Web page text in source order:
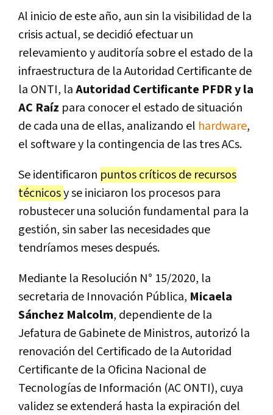
Al inicio de este año, aun sin la visibilidad de la
crisis actual, se decidió efectuar un
relevamiento y auditoría sobre el estado de la
infraestructura de la Autoridad Certificante de
la ONTI, laAutoridad Certificante PFDR y la
AC Raíz para conocer el estado de situación
de cada una de ellas, analizando el hardware,
el software y la contingencia de las tres ACs.
Se identificaron puntos críticos de recursos
técnicosy se iniciaron los procesos para
robustecer una solución fundamental para la
gestión, sin saber las necesidades que
tendríamos meses después.
Mediante la Resolución N° 15/2020, la
secretaria de Innovación Pública, Micaela
Sánchez Malcolm, dependiente de la
Jefatura de Gabinete de Ministros, autorizó la
renovación del Certificado de la Autoridad
Certificante de la Oficina Nacional de
Tecnologías de Información (AC ONTI), cuya
validez se extenderá hasta la expiración del